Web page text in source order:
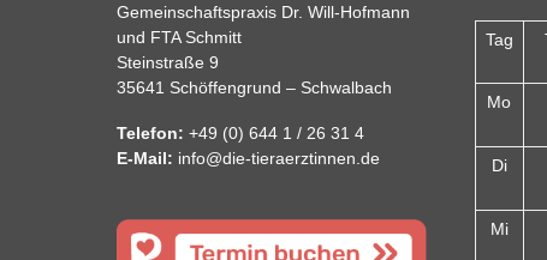
Gemeinschaftspraxis Dr. Will-Hofmann
und FTA Schmitt
Steinstraße 9
35641 Schöffengrund – Schwalbach
Telefon: +49 (0) 644 1 / 26 31 4
E-Mail: info@die-tieraerztinnen.de
Tag
Mo
Di
Mi